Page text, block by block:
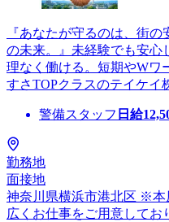
『あなたが守るのは、街
の未来。』未経験でも安心
理なく働ける。短期やWワ
すさTOPクラスのテイケイ
警備スタッフ 日給
勤務地
面接地
神奈川県横浜市港北区 ※本
広くお仕事をご用意してお